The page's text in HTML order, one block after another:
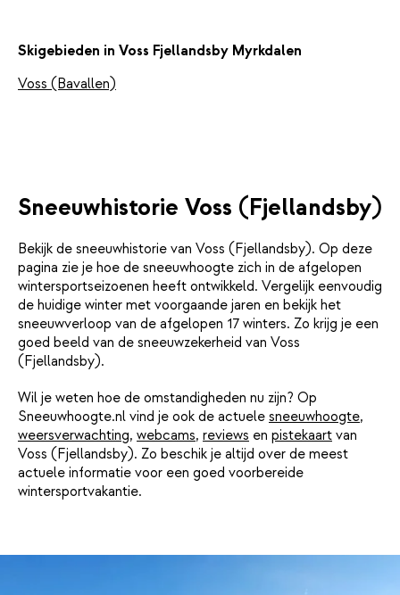
Skigebieden in Voss Fjellandsby Myrkdalen
Voss (Bavallen)
Sneeuwhistorie Voss (Fjellandsby)
Bekijk de sneeuwhistorie van Voss (Fjellandsby). Op deze
pagina zie je hoe de sneeuwhoogte zich in de afgelopen
wintersportseizoenen heeft ontwikkeld. Vergelijk eenvoudig
de huidige winter met voorgaande jaren en bekijk het
sneeuwverloop van de afgelopen 17 winters. Zo krijg je een
goed beeld van de sneeuwzekerheid van Voss
(Fjellandsby).
Wil je weten hoe de omstandigheden nu zijn? Op
Sneeuwhoogte.nl vind je ook de actuele sneeuwhoogte,
weersverwachting, webcams, reviews en pistekaart van
Voss (Fjellandsby). Zo beschik je altijd over de meest
actuele informatie voor een goed voorbereide
wintersportvakantie.